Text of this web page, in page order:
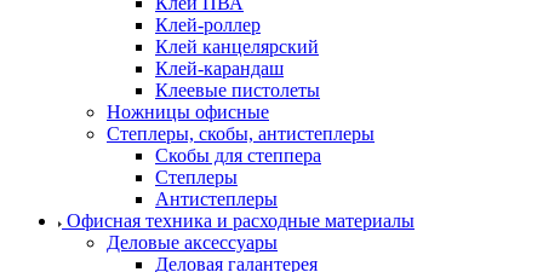
Клей-роллер
Клей канцелярский
Клей-карандаш
Клеевые пистолеты
Ножницы офисные
Степлеры, скобы, антистеплеры
Скобы для степпера
Степлеры
Антистеплеры
Офисная техника и расходные материалы
Деловые аксессуары
Деловая галантерея